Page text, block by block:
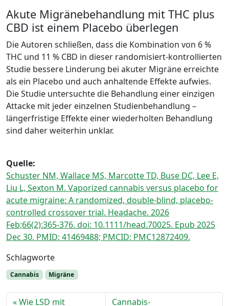
Akute Migränebehandlung mit THC plus
CBD ist einem Placebo überlegen
Die Autoren schließen, dass die Kombination von 6 %
THC und 11 % CBD in dieser randomisiert-kontrollierten
Studie bessere Linderung bei akuter Migräne erreichte
als ein Placebo und auch anhaltende Effekte aufwies.
Die Studie untersuchte die Behandlung einer einzigen
Attacke mit jeder einzelnen Studienbehandlung –
längerfristige Effekte einer wiederholten Behandlung
sind daher weiterhin unklar.
Quelle:
Schuster NM, Wallace MS, Marcotte TD, Buse DC, Lee E,
Liu L, Sexton M. Vaporized cannabis versus placebo for
acute migraine: A randomized, double-blind, placebo-
controlled crossover trial. Headache. 2026
Feb;66(2):365-376. doi: 10.1111/head.70025. Epub 2025
Dec 30. PMID: 41469488; PMCID: PMC12872409.
Schlagworte
Cannabis Migräne
Wie LSD mit Cannabis-